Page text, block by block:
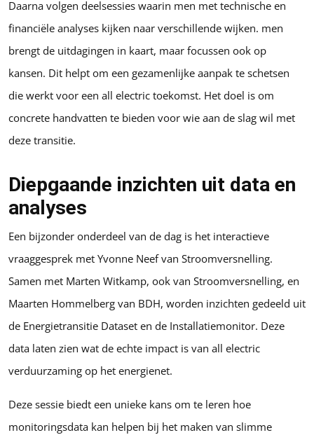
Daarna volgen deelsessies waarin men met technische en
financiële analyses kijken naar verschillende wijken. men
brengt de uitdagingen in kaart, maar focussen ook op
kansen. Dit helpt om een gezamenlijke aanpak te schetsen
die werkt voor een all electric toekomst. Het doel is om
concrete handvatten te bieden voor wie aan de slag wil met
deze transitie.
Diepgaande inzichten uit data en
analyses
Een bijzonder onderdeel van de dag is het interactieve
vraaggesprek met Yvonne Neef van Stroomversnelling.
Samen met Marten Witkamp, ook van Stroomversnelling, en
Maarten Hommelberg van BDH, worden inzichten gedeeld uit
de Energietransitie Dataset en de Installatiemonitor. Deze
data laten zien wat de echte impact is van all electric
verduurzaming op het energienet.
Deze sessie biedt een unieke kans om te leren hoe
monitoringsdata kan helpen bij het maken van slimme